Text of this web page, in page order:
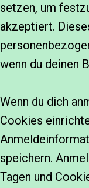
setzen, um
akzeptiert.
wenn du deinen
Wenn du dich
Cookies
speichern.
Tagen und